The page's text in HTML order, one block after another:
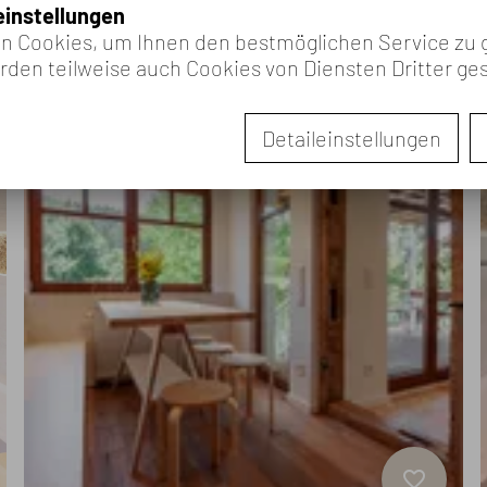
favorite_border
Cookies, um Ihnen den bestmöglichen Service zu
teilweise auch Cookies von Diensten Dritter
Detaileinstellungen